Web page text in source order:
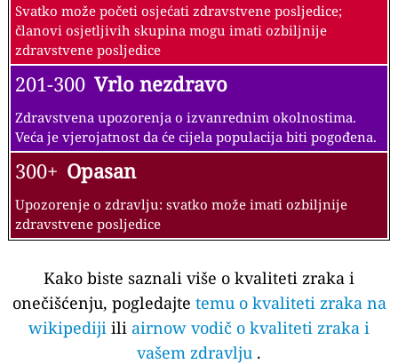
Svatko može početi osjećati zdravstvene posljedice;
članovi osjetljivih skupina mogu imati ozbiljnije
zdravstvene posljedice
201-300 Vrlo nezdravo
Zdravstvena upozorenja o izvanrednim okolnostima.
Veća je vjerojatnost da će cijela populacija biti pogođena.
300+ Opasan
Upozorenje o zdravlju: svatko može imati ozbiljnije
zdravstvene posljedice
Kako biste saznali više o kvaliteti zraka i
onečišćenju, pogledajte temu o kvaliteti zraka na
wikipediji ili airnow vodič o kvaliteti zraka i
vašem zdravlju .